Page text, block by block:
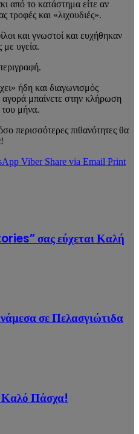
από το κατάστημα είτε αν
τροφές και «λιχουδιές».
και γνωστοί και ευχήθηκαν
υγεία.
ήδη και διαγωνισμός
μπαίνετε στην κλήρωση
μήνα.
περισσότερες πιθανότητες θα
Viber Share via Email Print
σας εύχεται Καλή
σε Πελασγιώτιδα
Καλό Πάσχα!